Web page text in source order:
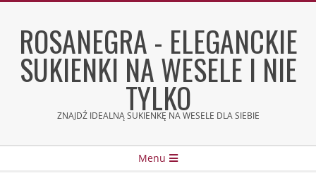
contentROSANEGRA - ELEGANCKIE
SUKIENKI NA WESELE I NIE
TYLKO
ZNAJDŹ IDEALNĄ SUKIENKĘ NA WESELE DLA SIEBIE
Menu